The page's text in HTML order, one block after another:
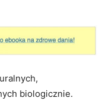
biologicznie.